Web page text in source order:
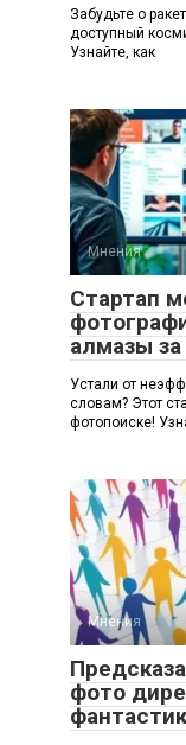
Забудьте о
доступный
Узнайте, как
Мнения
Стартап
алмазы
Устали от
словам? Этот
фотопоиске!
Мнения
фото